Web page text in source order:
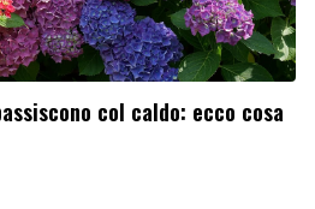
col caldo: ecco cosa